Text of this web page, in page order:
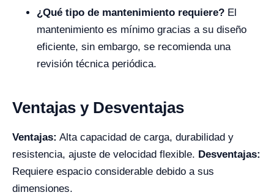
¿Qué tipo de mantenimiento requiere? El
mantenimiento es mínimo gracias a su diseño
eficiente, sin embargo, se recomienda una
revisión técnica periódica.
Ventajas y Desventajas
Ventajas: Alta capacidad de carga, durabilidad y
resistencia, ajuste de velocidad flexible. Desventajas:
Requiere espacio considerable debido a sus
dimensiones.